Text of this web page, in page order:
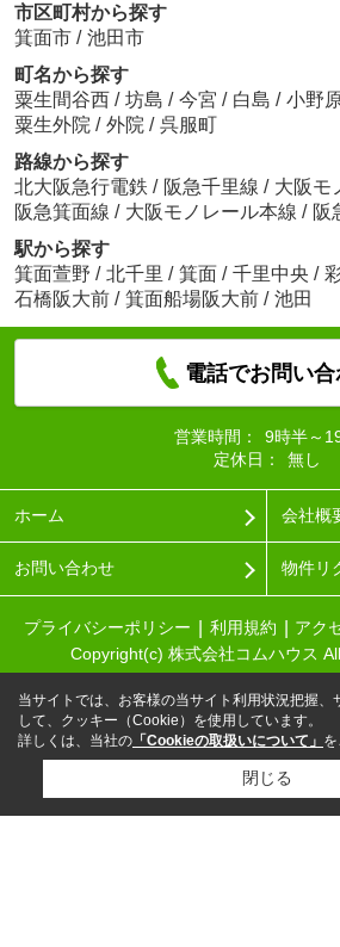
市区町村から探す
箕面市 / 池田市
町名から探す
粟生間谷西 / 坊島 / 今宮 / 白島 / 小野
粟生外院 / 外院 / 呉服町
路線から探す
北大阪急行電鉄 / 阪急千里線 / 大阪モ
阪急箕面線 / 大阪モノレール本線 / 阪
駅から探す
箕面萱野 / 北千里 / 箕面 / 千里中央 /
石橋阪大前 / 箕面船場阪大前 / 池田
電話でお問い
営業時間：
9時半～
定休日：
無し
ホーム 会社概
お問い合わせ 物件リ
プライバシーポリシー 利用規約 アク
Copyright(c) 株式会社コムハウス
当サイトでは、お客様の当サイト利用状況把握、
して、クッキー（Cookie）を使用しています。
詳しくは、当社の 「Cookieの取扱いについて」
閉じる